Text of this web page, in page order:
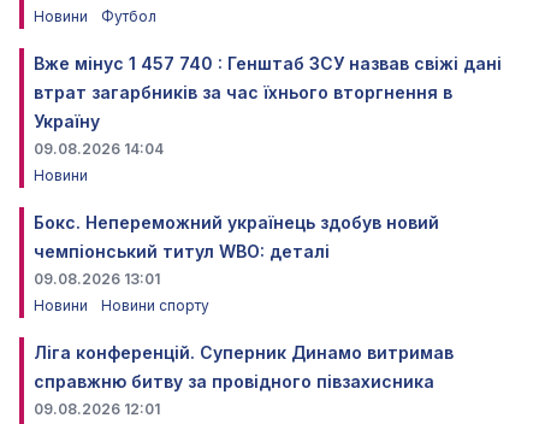
Новини
Футбол
Вже мінус 1 457 740 : Генштаб ЗСУ назвав свіжі дані
втрат загарбників за час їхнього вторгнення в
Україну
09.08.2026 14:04
Новини
Бокс. Непереможний українець здобув новий
чемпіонський титул WBO: деталі
09.08.2026 13:01
Новини
Новини спорту
Ліга конференцій. Суперник Динамо витримав
справжню битву за провідного півзахисника
09.08.2026 12:01